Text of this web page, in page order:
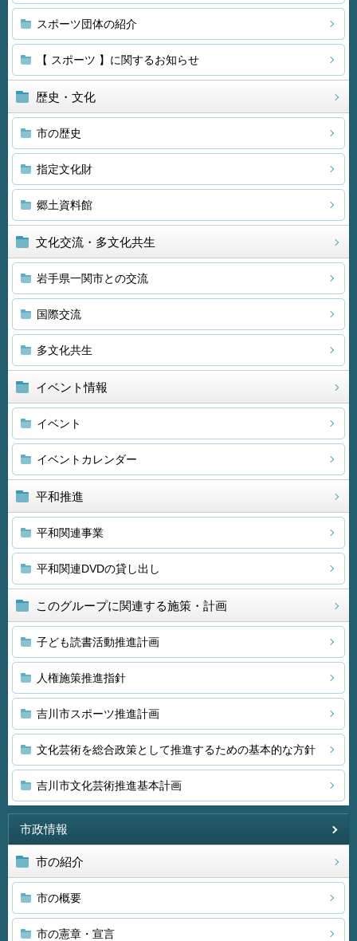
スポーツ団体の紹介
【 スポーツ 】に関するお知らせ
歴史・文化
市の歴史
指定文化財
郷土資料館
文化交流・多文化共生
岩手県一関市との交流
国際交流
多文化共生
イベント情報
イベント
イベントカレンダー
平和推進
平和関連事業
平和関連DVDの貸し出し
このグループに関連する施策・計画
子ども読書活動推進計画
人権施策推進指針
吉川市スポーツ推進計画
文化芸術を総合政策として推進するための基本的な方針
吉川市文化芸術推進基本計画
市政情報
市の紹介
市の概要
市の憲章・宣言